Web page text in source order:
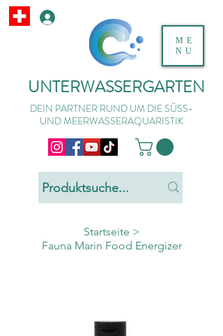
UNTERWASSERGARTEN
DEIN PARTNER RUND UM DIE SÜSS-
UND MEERWASSERAQUARISTIK
ME
NU
Startseite >
Fauna Marin Food Energizer